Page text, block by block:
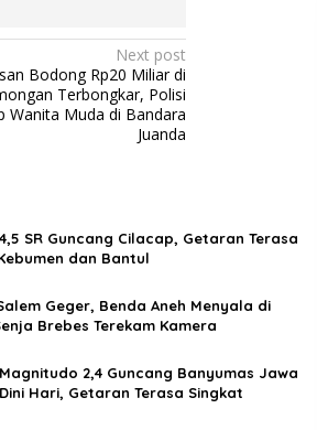
Next post
Bodong Rp20 Miliar di
Terbongkar, Polisi
Wanita Muda di Bandara
Juanda
SR Guncang Cilacap, Getaran Terasa
dan Bantul
Geger, Benda Aneh Menyala di
Brebes Terekam Kamera
2,4 Guncang Banyumas Jawa
Hari, Getaran Terasa Singkat